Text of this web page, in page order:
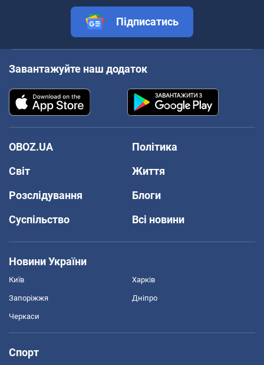
Підписатись
Завантажуйте наш додаток
OBOZ.UA
Політика
Світ
Життя
Розслідування
Блоги
Суспільство
Всі новини
Новини України
Київ Харків
Запоріжжя Дніпро
Черкаси
Спорт